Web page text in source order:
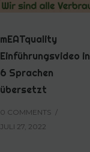
mEATquality
Einführungsvideo in
6 Sprachen
übersetzt
0 COMMENTS /
JULI 27, 2022